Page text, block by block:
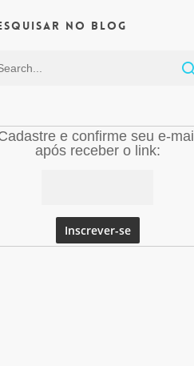
no Blog
e confirme seu e-mail
após receber o link: